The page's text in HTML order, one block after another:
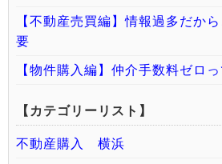
【不動産売買編】情報過多だか
要
【物件購入編】仲介手数料ゼロ
【カテゴリーリスト】
不動産購入 横浜